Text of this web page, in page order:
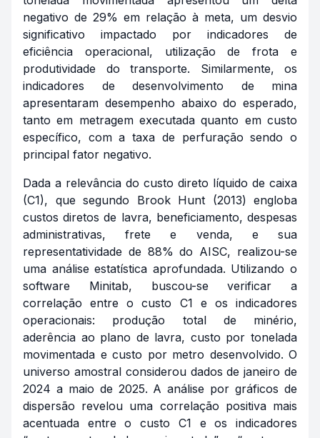
negativo de 29% em relação à meta, um desvio
significativo impactado por indicadores de
eficiência operacional, utilização de frota e
produtividade do transporte. Similarmente, os
indicadores de desenvolvimento de mina
apresentaram desempenho abaixo do esperado,
tanto em metragem executada quanto em custo
específico, com a taxa de perfuração sendo o
principal fator negativo.
Dada a relevância do custo direto líquido de caixa
(C1), que segundo Brook Hunt (2013) engloba
custos diretos de lavra, beneficiamento, despesas
administrativas, frete e venda, e sua
representatividade de 88% do AISC, realizou-se
uma análise estatística aprofundada. Utilizando o
software Minitab, buscou-se verificar a
correlação entre o custo C1 e os indicadores
operacionais: produção total de minério,
aderência ao plano de lavra, custo por tonelada
movimentada e custo por metro desenvolvido. O
universo amostral considerou dados de janeiro de
2024 a maio de 2025. A análise por gráficos de
dispersão revelou uma correlação positiva mais
acentuada entre o custo C1 e os indicadores